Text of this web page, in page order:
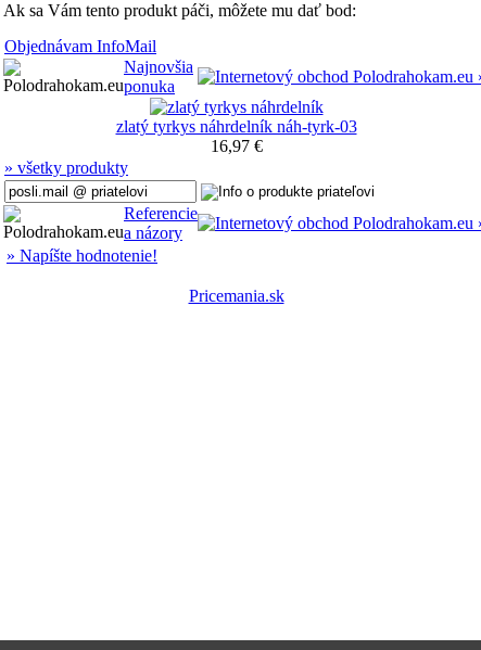
Ak sa Vám tento produkt páči, môžete mu dať bod:
Objednávam InfoMail
Najnovšia
ponuka
zlatý tyrkys náhrdelník náh-tyrk-03
16,97 €
» všetky produkty
Referencie
a názory
» Napíšte hodnotenie!
Pricemania.sk